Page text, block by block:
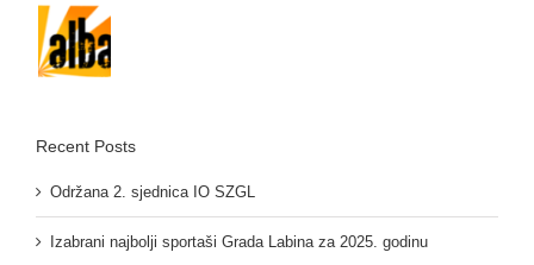
Recent Posts
Održana 2. sjednica IO SZGL
Izabrani najbolji sportaši Grada Labina za 2025. godinu